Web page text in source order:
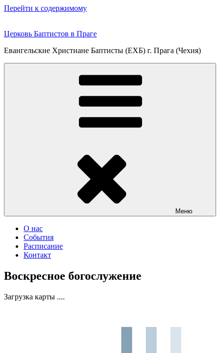
Перейти к содержимому
Церковь Баптистов в Праге
Евангельские Христиане Баптисты (ЕХБ) г. Прага (Чехия)
Меню
О нас
События
Расписание
Контакт
Воскресное богослужение
Загрузка карты ....